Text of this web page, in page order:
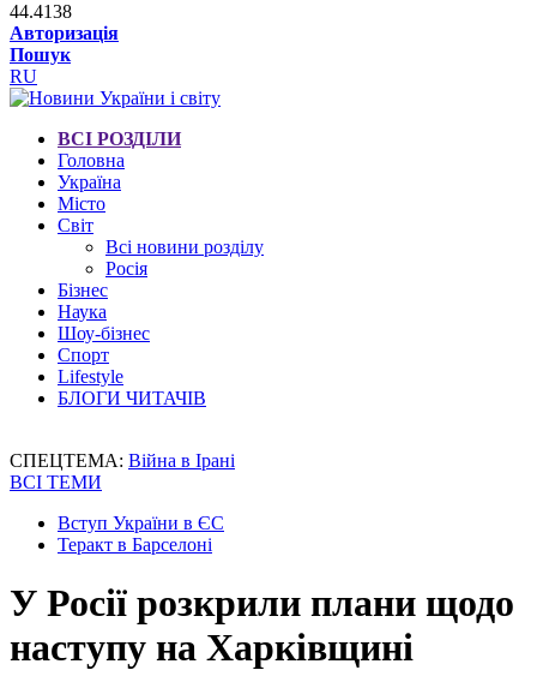
44.4138
Авторизація
Пошук
RU
ВСІ РОЗДІЛИ
Головна
Україна
Місто
Світ
Всі новини розділу
Росія
Бізнес
Наука
Шоу-бізнес
Спорт
Lifestyle
БЛОГИ ЧИТАЧІВ
СПЕЦТЕМА: Війна в Ірані
ВСІ ТЕМИ
Вступ України в ЄС
Теракт в Барселоні
У Росії розкрили плани щодо
наступу на Харківщині